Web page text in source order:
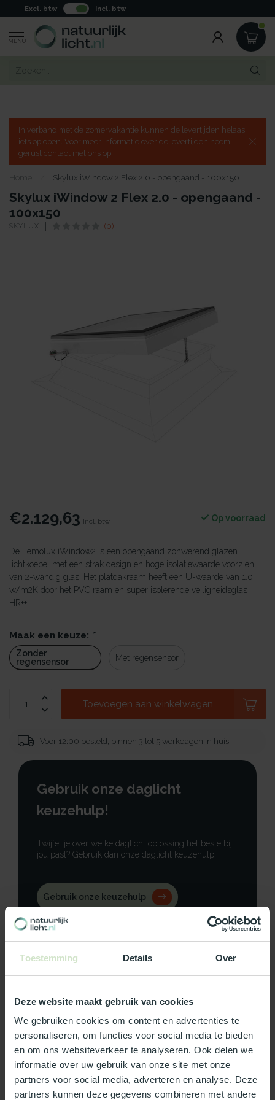
Toestemming Details Over
Deze website maakt gebruik van cookies
We gebruiken cookies om content en advertenties te
personaliseren, om functies voor social media te bieden
en om ons websiteverkeer te analyseren. Ook delen we
informatie over uw gebruik van onze site met onze
partners voor social media, adverteren en analyse. Deze
partners kunnen deze gegevens combineren met andere
Excl. btw Incl. btw
MENU
In verband met de zomervakantie kunnen de levertijden helaas
iets oplopen. Voor meer informatie over de levertijden neem
gerust contact met ons op.
Home Skylux iWindow 2 Flex 2.0 - opengaand - 100x150
Skylux iWindow 2 Flex 2.0 - opengaand -
100x150
SKYLUX (0)
€2.129,63 Incl. btw Op voorraad
De Lemolux iWindow2 is een opengaand zonwerend glazen
lichtkoepel met een strak design en hoge isolatiewaarde voorzien
van 2-wandig glas. Het platdakraam heeft een U-waarde van 1.0
w/m2K door het PVC raam en super isolerende veiligheidsglas
HR++.
Maak een keuze: *
Zonder
regensensor
Met regensensor
Toevoegen aan winkelwagen
Voor 12:00 besteld, binnen 3 tot 5 werkdagen in huis!
Gebruik onze daglicht
keuzehulp!
Twijfel je over welke daglicht oplossing het beste bij
jou past? Gebruik dan onze daglicht keuzehulp!
Gebruik onze keuzehulp
Neem contact op
Productomschrijving
Specificaties
Reviews